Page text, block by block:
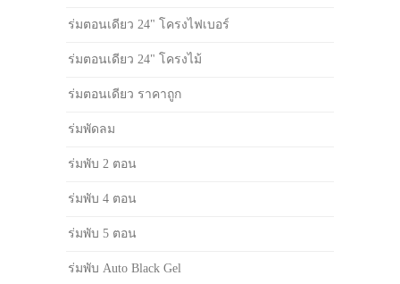
ร่มตอนเดียว 24" โครงไฟเบอร์
ร่มตอนเดียว 24" โครงไม้
ร่มตอนเดียว ราคาถูก
ร่มพัดลม
ร่มพับ 2 ตอน
ร่มพับ 4 ตอน
ร่มพับ 5 ตอน
ร่มพับ Auto Black Gel